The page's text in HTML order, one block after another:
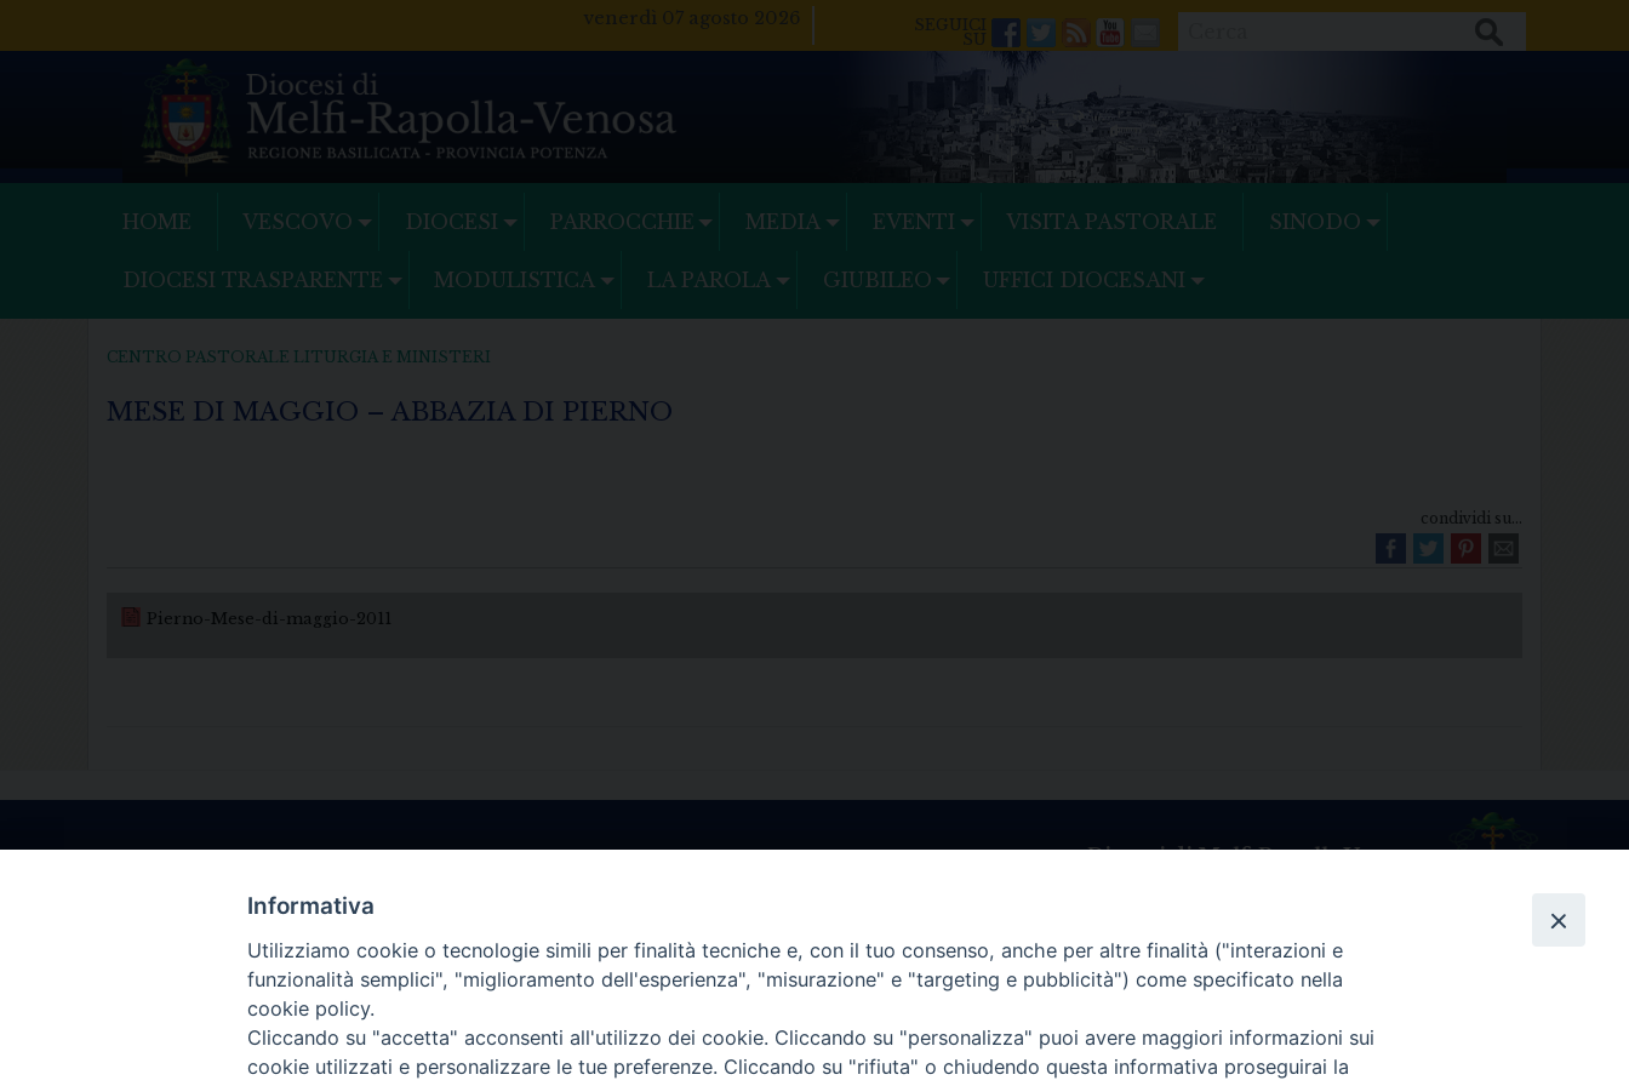
venerdì 07 agosto 2026
Facebook
Twitter
FeedsYoutube
Mail
HOME VESCOVO DIOCESI PARROCCHIE MEDIA EVENTI VISITA PASTORALE SINODO
DIOCESI TRASPARENTE MODULISTICA LA PAROLA GIUBILEO UFFICI DIOCESANI
CENTRO PASTORALE LITURGIA E MINISTERI
MESE DI MAGGIO – ABBAZIA DI PIERNO
condividi su...
Pierno-Mese-di-maggio-2011
Diocesi di Melfi Rapolla Venosa
Informativa
Utilizziamo cookie o tecnologie simili per finalità tecniche e, con il tuo consenso, anche per altre finalità ("interazioni e
funzionalità semplici", "miglioramento dell'esperienza", "misurazione" e "targeting e pubblicità") come specificato nella
cookie policy.
Cliccando su "accetta" acconsenti all'utilizzo dei cookie. Cliccando su "personalizza" puoi avere maggiori informazioni sui
cookie utilizzati e personalizzare le tue preferenze. Cliccando su "rifiuta" o chiudendo questa informativa proseguirai la